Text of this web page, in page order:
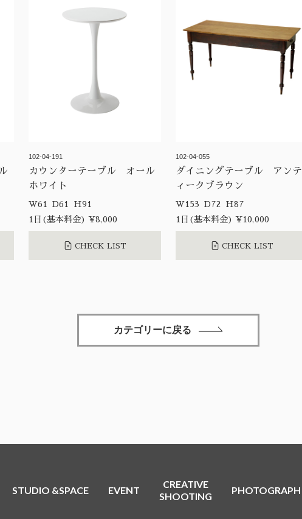
102-04-191
カウンターテーブル オール
ホワイト
W61 D61 H91
1日(基本料金) ¥8,000
CHECK LIST
102-04-055
ダイニングテーブル アンテ
ィークブラウン
W153 D72 H87
1日(基本料金) ¥10,000
CHECK LIST
カテゴリーに戻る
STUDIO &SPACE EVENT
CREATIVE
SHOOTING
PHOTOGRAPH